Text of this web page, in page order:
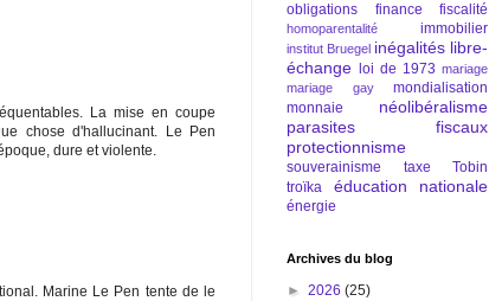
La mise en coupe
chose d'hallucinant. Le Pen
dure et violente.
Marine Le Pen tente de le
obligations
finance fiscalité
homoparentalité immobilier
institut Bruegel inégalités libre-
échange
loi de 1973 mariage
mariage gay
mondialisation
monnaie
néolibéralisme
parasites fiscaux
protectionnisme
souverainisme
taxe Tobin
troïka
éducation nationale
énergie
Archives du blog
► 2026 (25)